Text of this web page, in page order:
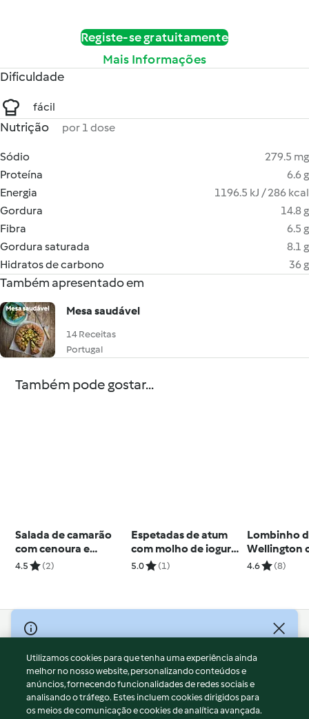
Registe-se gratuitamente
Mais Informações
Dificuldade
fácil
Nutrição por 1 dose
Sódio
279.5 mg
Proteína
6.6 g
Energia
1196.5 kJ / 286 kcal
Gordura
14.8 g
Fibra
6.5 g
Gordura saturada
8.1 g
Hidratos de carbono
36 g
Também apresentado em
Mesa saudável
14 Receitas
Portugal
Também pode gostar...
Salada de camarão
com cenoura e
pepino espiralizados
4.5 (2)
Espetadas de atum
com molho de iogurte
e salada fria de
5.0 (1)
Lombinho
Wellington
de ervilhas
4.6 (8)
© Copyright 2026
Termos de Utilização
Aviso sobre Proteção de Dados
Aviso
Apoio legal
Utilizamos cookies para que tenha uma experiência ainda
melhor no nosso website, personalizando conteúdos e
anúncios, fornecendo funcionalidades de redes sociais e
analisando o tráfego. Estes incluem cookies dirigidos para
os meios de comunicação e cookies de analítica avançada.